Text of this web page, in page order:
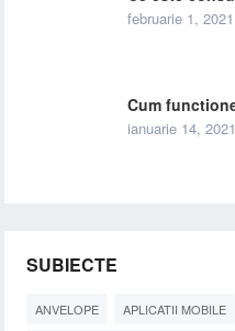
februarie 1, 2021
Cum
ianuarie 14, 2021
SUBIECTE
ANVELOPE APLICATII MOBILE